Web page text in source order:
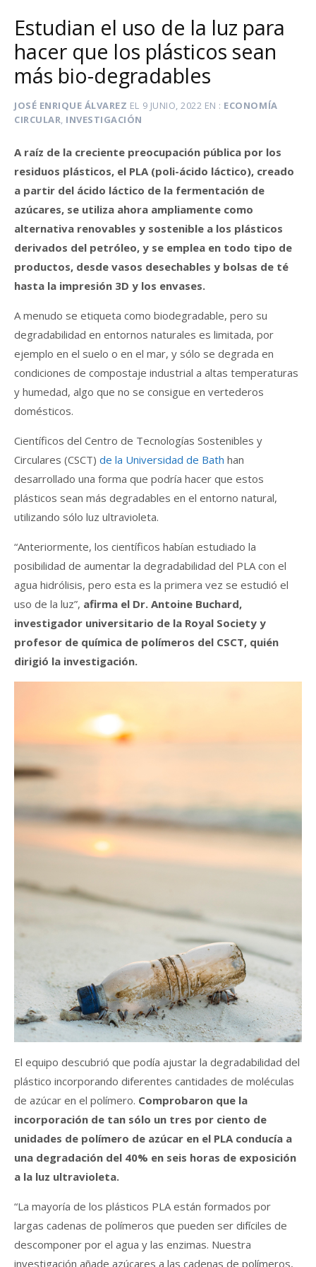
Estudian el uso de la luz para
hacer que los plásticos sean
más bio-degradables
JOSÉ ENRIQUE ÁLVAREZ EL 9 JUNIO, 2022 EN
ECONOMÍA
CIRCULAR, INVESTIGACIÓN
A raíz de la creciente preocupación pública por los
residuos plásticos, el PLA (poli-ácido láctico), creado
a partir del ácido láctico de la fermentación de
azúcares, se utiliza ahora ampliamente como
alternativa renovables y sostenible a los plásticos
derivados del petróleo, y se emplea en todo tipo de
productos, desde vasos desechables y bolsas de té
hasta la impresión 3D y los envases.
A menudo se etiqueta como biodegradable, pero su
degradabilidad en entornos naturales es limitada, por
ejemplo en el suelo o en el mar, y sólo se degrada en
condiciones de compostaje industrial a altas temperaturas
y humedad, algo que no se consigue en vertederos
domésticos.
Científicos del Centro de Tecnologías Sostenibles y
Circulares (CSCT) de la Universidad de Bath han
desarrollado una forma que podría hacer que estos
plásticos sean más degradables en el entorno natural,
utilizando sólo luz ultravioleta.
“Anteriormente, los científicos habían estudiado la
posibilidad de aumentar la degradabilidad del PLA con el
agua hidrólisis, pero esta es la primera vez se estudió el
uso de la luz”, afirma el Dr. Antoine Buchard,
investigador universitario de la Royal Society y
profesor de química de polímeros del CSCT, quién
dirigió la investigación.
El equipo descubrió que podía ajustar la degradabilidad del
plástico incorporando diferentes cantidades de moléculas
de azúcar en el polímero. Comprobaron que la
incorporación de tan sólo un tres por ciento de
unidades de polímero de azúcar en el PLA conducía a
una degradación del 40% en seis horas de exposición
a la luz ultravioleta.
“La mayoría de los plásticos PLA están formados por
largas cadenas de polímeros que pueden ser difíciles de
descomponer por el agua y las enzimas. Nuestra
investigación añade azúcares a las cadenas de polímeros,